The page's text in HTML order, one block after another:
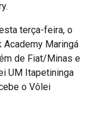
terça-feira, o
Academy Maringá
de Fiat/Minas e
UM Itapetininga
o Vôlei